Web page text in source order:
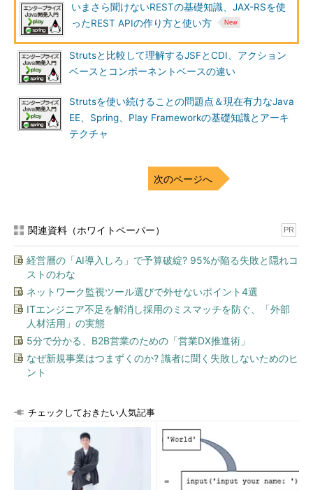
いまさら聞けないRESTの基礎知識、JAX-RSを使
ったREST APIの作り方と使い方
Strutsと比較して理解するJSFとCDI、アクション
ベースとコンポーネントベースの違い
Strutsを使い続けることの問題点＆現在有力なJava
EE、Spring、Play Frameworkの基礎知識とアーキ
テクチャ
次のページへ
関連資料（ホワイトペーパー） PR
経営層の「AI導入しろ」で予算破綻? 95%が陥る失敗と隠れコ
ストのわな
ネットワーク監視ツール選びで外せないポイント4選
ITエンジニア不足を解消し採用のミスマッチを防ぐ、「外部
人材活用」の実態
5分で分かる、B2B営業のための「営業DX推進術」
なぜ新規事業はつまずくのか? 識者に聞く失敗しないためのヒ
ント
チェックしておきたい人気記事